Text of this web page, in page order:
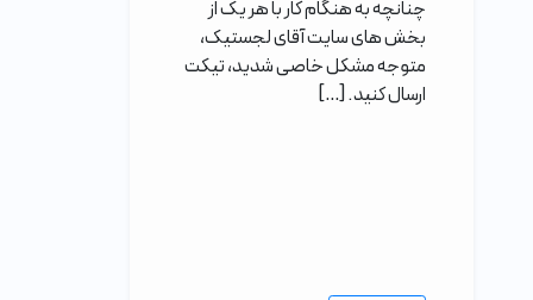
چنانچه به هنگام کار با هر یک از
بخش های سایت آقای لجستیک،
متوجه مشکل خاصی شدید، تیکت
ارسال کنید. […]